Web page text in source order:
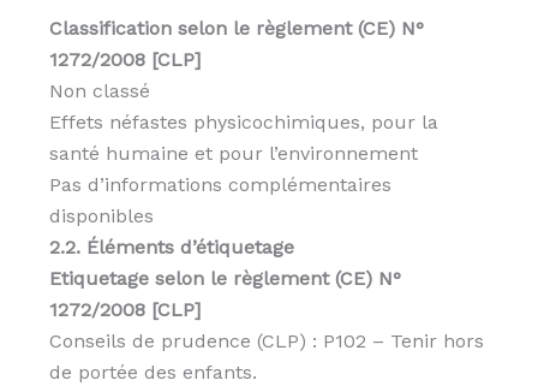
Classification selon le règlement (CE) N°
1272/2008 [CLP]
Non classé
Effets néfastes physicochimiques, pour la
santé humaine et pour l’environnement
Pas d’informations complémentaires
disponibles
2.2. Éléments d’étiquetage
Etiquetage selon le règlement (CE) N°
1272/2008 [CLP]
Conseils de prudence (CLP) : P102 – Tenir hors
de portée des enfants.